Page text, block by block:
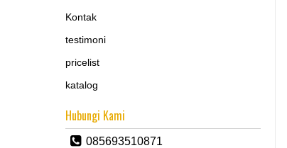
Kontak
testimoni
pricelist
katalog
Hubungi Kami
085693510871